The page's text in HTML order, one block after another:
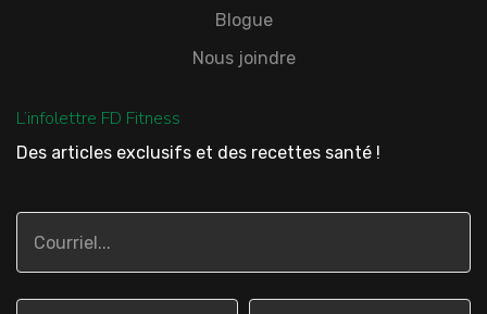
Blogue
Nous joindre
L’infolettre FD Fitness
Des articles exclusifs et des recettes santé !